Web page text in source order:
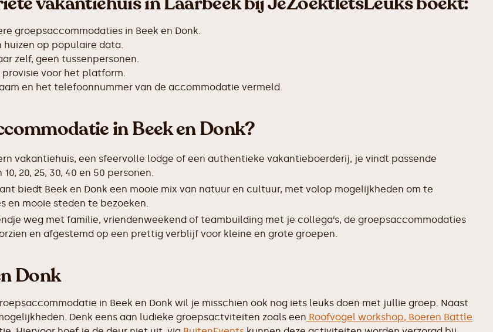
groepsaccommodaties in Beek en Donk.
op populaire data.
zelf, geen tussenpersonen.
voor het platform.
en het telefoonnummer van de accommodatie vermeld.
in Beek en Donk?
vakantiehuis, een sfeervolle lodge of een authentieke vakantieboerderij, je vindt passende
20, 25, 30, 40 en 50 personen.
biedt Beek en Donk een mooie mix van natuur en cultuur, met volop mogelijkheden om te
en mooie steden te bezoeken.
weg met familie, vriendenweekend of teambuilding met je collega’s, de groepsaccommodaties
en afgestemd op een prettig verblijf voor kleine en grote groepen.
Donk
in Beek en Donk wil je misschien ook nog iets leuks doen met jullie groep. Naast
Denk eens aan ludieke groepsactviteiten zoals een Roofvogel workshop, Boeren Battle